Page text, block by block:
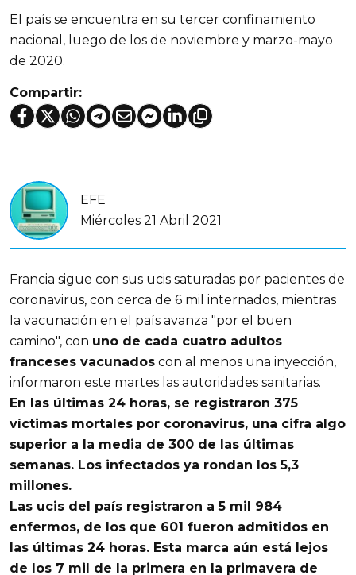
El país se encuentra en su tercer confinamiento
nacional, luego de los de noviembre y marzo-mayo
de 2020.
Compartir:
EFE
Miércoles 21 Abril 2021
Francia sigue con sus ucis saturadas por pacientes de
coronavirus, con cerca de 6 mil internados, mientras
la vacunación en el país avanza "por el buen
camino", con uno de cada cuatro adultos
franceses vacunados con al menos una inyección,
informaron este martes las autoridades sanitarias.
En las últimas 24 horas, se registraron 375
víctimas mortales por coronavirus, una cifra algo
superior a la media de 300 de las últimas
semanas. Los infectados ya rondan los 5,3
millones.
Las ucis del país registraron a 5 mil 984
enfermos, de los que 601 fueron admitidos en
las últimas 24 horas. Esta marca aún está lejos
de los 7 mil de la primera en la primavera de